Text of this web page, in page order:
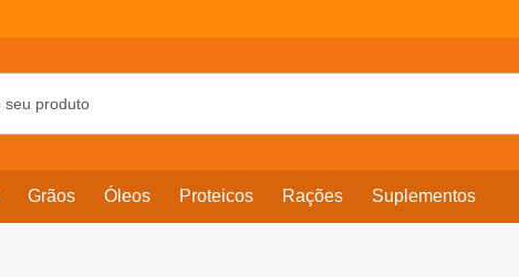
Grãos Óleos Proteicos Rações Suplementos